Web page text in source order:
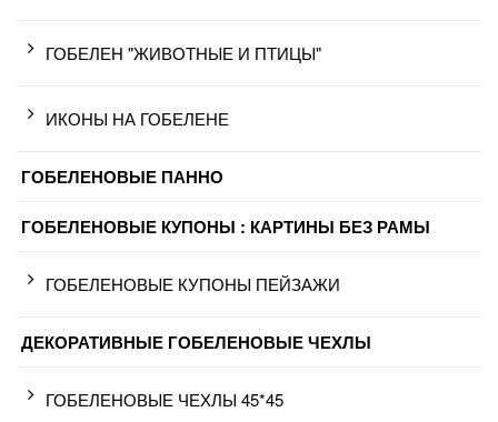
ГОБЕЛЕН "ЖИВОТНЫЕ И ПТИЦЫ"
ИКОНЫ НА ГОБЕЛЕНЕ
ГОБЕЛЕНОВЫЕ ПАННО
ГОБЕЛЕНОВЫЕ КУПОНЫ : КАРТИНЫ БЕЗ РАМЫ
ГОБЕЛЕНОВЫЕ КУПОНЫ ПЕЙЗАЖИ
ДЕКОРАТИВНЫЕ ГОБЕЛЕНОВЫЕ ЧЕХЛЫ
ГОБЕЛЕНОВЫЕ ЧЕХЛЫ 45*45